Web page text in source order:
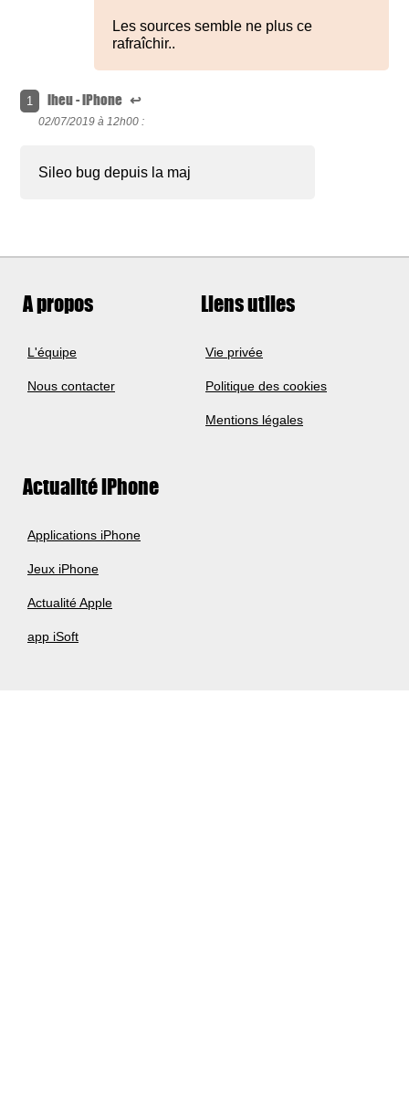
Les sources semble ne plus ce
rafraîchir..
1 lheu - iPhone ↩
02/07/2019 à 12h00 :
Sileo bug depuis la maj
A propos
L'équipe
Nous contacter
Liens utiles
Vie privée
Politique des cookies
Mentions légales
Actualité iPhone
Applications iPhone
Jeux iPhone
Actualité Apple
app iSoft